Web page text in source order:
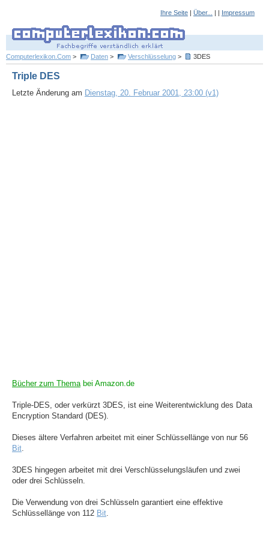
Ihre Seite | Über... | | Impressum
Computerlexikon.Com > Daten > Verschlüsselung > 3DES
Triple DES
Letzte Änderung am Dienstag, 20. Februar 2001, 23:00 (v1)
Bücher zum Themabei Amazon.de
Triple-DES, oder verkürzt 3DES, ist eine Weiterentwicklung des Data
Encryption Standard (DES).
Dieses ältere Verfahren arbeitet mit einer Schlüssellänge von nur 56
Bit.
3DES hingegen arbeitet mit drei Verschlüsselungsläufen und zwei
oder drei Schlüsseln.
Die Verwendung von drei Schlüsseln garantiert eine effektive
Schlüssellänge von 112 Bit.